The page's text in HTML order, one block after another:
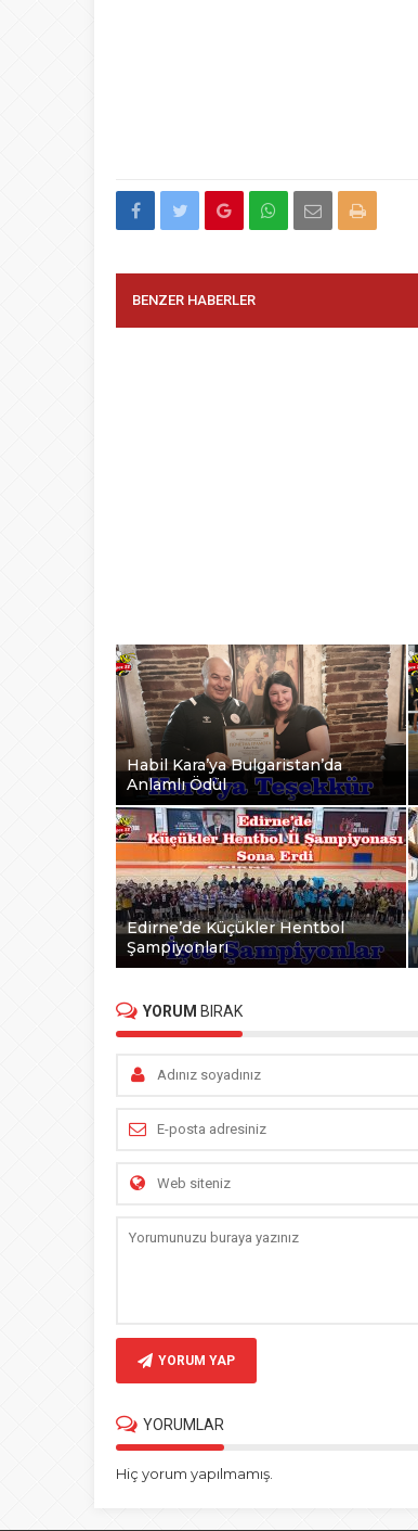
BENZER HABERLER
Habil Kara’ya Bulgaristan’da
Anlamlı Ödül
Edirne’de Küçükler Hentbol
Şampiyonları
YORUM BIRAK
YORUM YAP
YORUMLAR
Hiç yorum yapılmamış.